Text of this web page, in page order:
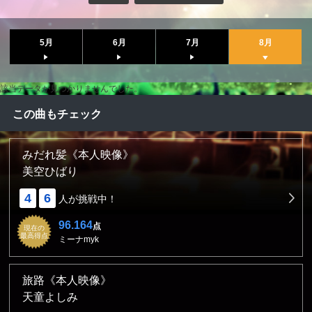
5月 6月 7月 8月
該当データが見つかりませんでした。
この曲もチェック
みだれ髪《本人映像》
美空ひばり
4 6 人が挑戦中！
現在の
最高得点
96.164点
ミーナmyk
旅路《本人映像》
天童よしみ